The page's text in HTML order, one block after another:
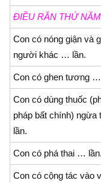
ÐIỀU RĂN THỨ
Con có nóng giận và
người khác … lần.
Con có ghen tương
Con có dùng thuốc
pháp bất chính) ngừa
lần.
Con có phá thai … lần.
Con có cộng tác vào